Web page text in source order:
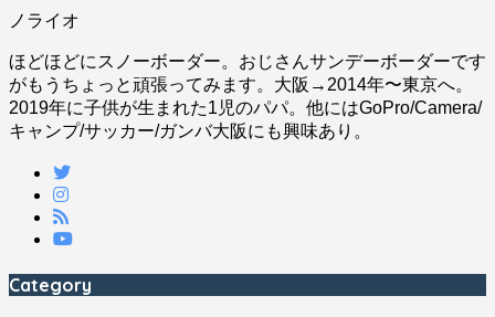
ノライオ
ほどほどにスノーボーダー。おじさんサンデーボーダーです
がもうちょっと頑張ってみます。大阪→2014年〜東京へ。
2019年に子供が生まれた1児のパパ。他にはGoPro/Camera/
キャンプ/サッカー/ガンバ大阪にも興味あり。
Category